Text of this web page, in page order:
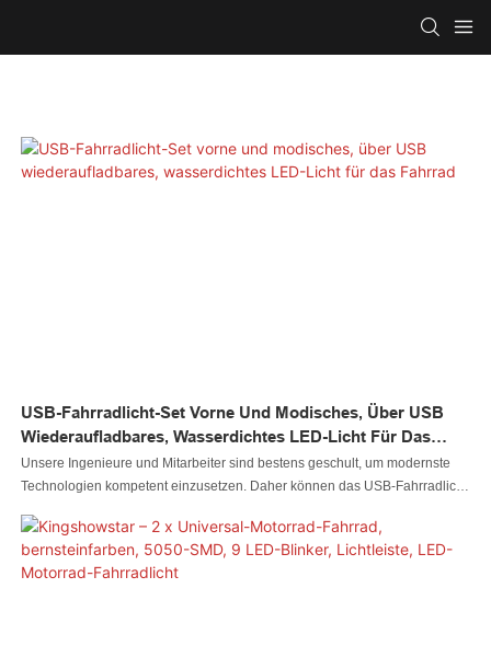
USB-Fahrradlicht-Set Vorne Und Modisches, Über USB
Wiederaufladbares, Wasserdichtes LED-Licht Für Das
Fahrrad
Unsere Ingenieure und Mitarbeiter sind bestens geschult, um modernste
Technologien kompetent einzusetzen. Daher können das USB-Fahrradlicht-
wasserdichte LED-Licht für das Fahrrad speziell entwickelt werden, um den
unterschiedlichsten Anforderungen gerecht zu werden. Derzeit wird es
typischerweise in den Bereichen Fahrradbeleuchtung verwendet